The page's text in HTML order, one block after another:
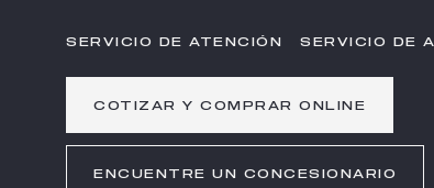
SERVICIO DE ATENCIÓN SERVICIO DE
COTIZAR Y COMPRAR ONLINE
ENCUENTRE UN CONCESIONARIO